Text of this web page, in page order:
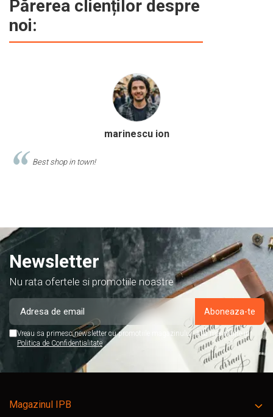
Părerea clienților despre
noi:
Calinescu Matei
Comand produse de papetarie si birotica de cel
Newsletter
Nu rata ofertele si promotiile noastre
Vreau sa primesc newsletter cu promotiile magazinului. Afla mai multe in
Politica de Confidentialitate
Magazinul IPB